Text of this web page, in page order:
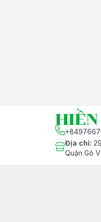
Địa chỉ:
Quận Gò